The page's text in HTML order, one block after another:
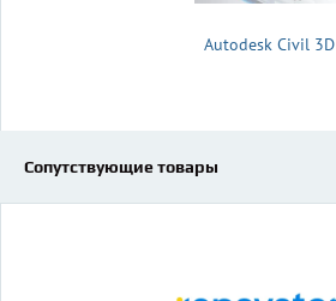
Autodesk Civil 3D
Сопутствующие товары